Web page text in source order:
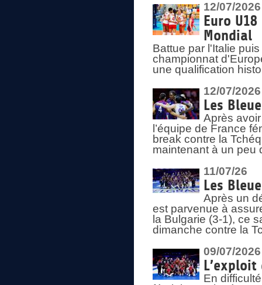
12/07/2026
Euro
Mondial
Battue par l'Italie
championnat
une qualification
12/07/2026
Les
Après
l’équipe de France
break contre la
maintenant à un peu
11/07/26
Les
Après un
est parvenue à
la Bulgarie (3-1), ce
dimanche contre la
09/07/2026
En